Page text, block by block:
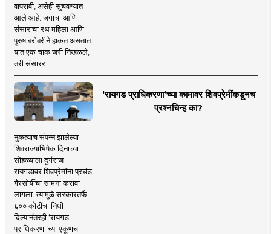
वापरावी, असेही सुचवण्यात
आले आहे. जगाचा आणि
संसाराचा रथ महिला आणि
पुरुष बरोबरीने हाकत असतात.
यात एक चाक जरी निखळले,
तरी संसारर..
‘रायगड प्राधिकरणा’च्या कामावर शिवप्रेमींकडूनच
प्रश्नचिन्ह का?
नुकत्याच संपन्न झालेल्या
शिवराज्याभिषेक दिनाच्या
सोहळ्याला दुर्गराज
रायगडावर शिवप्रेमींना प्रचंड
गैरसोयींचा सामना करावा
लागला. त्यामुळे सरकारतर्फे
६०० कोटींचा निधी
दिल्यानंतरही ‘रायगड
प्राधिकरणा’च्या एकूणच